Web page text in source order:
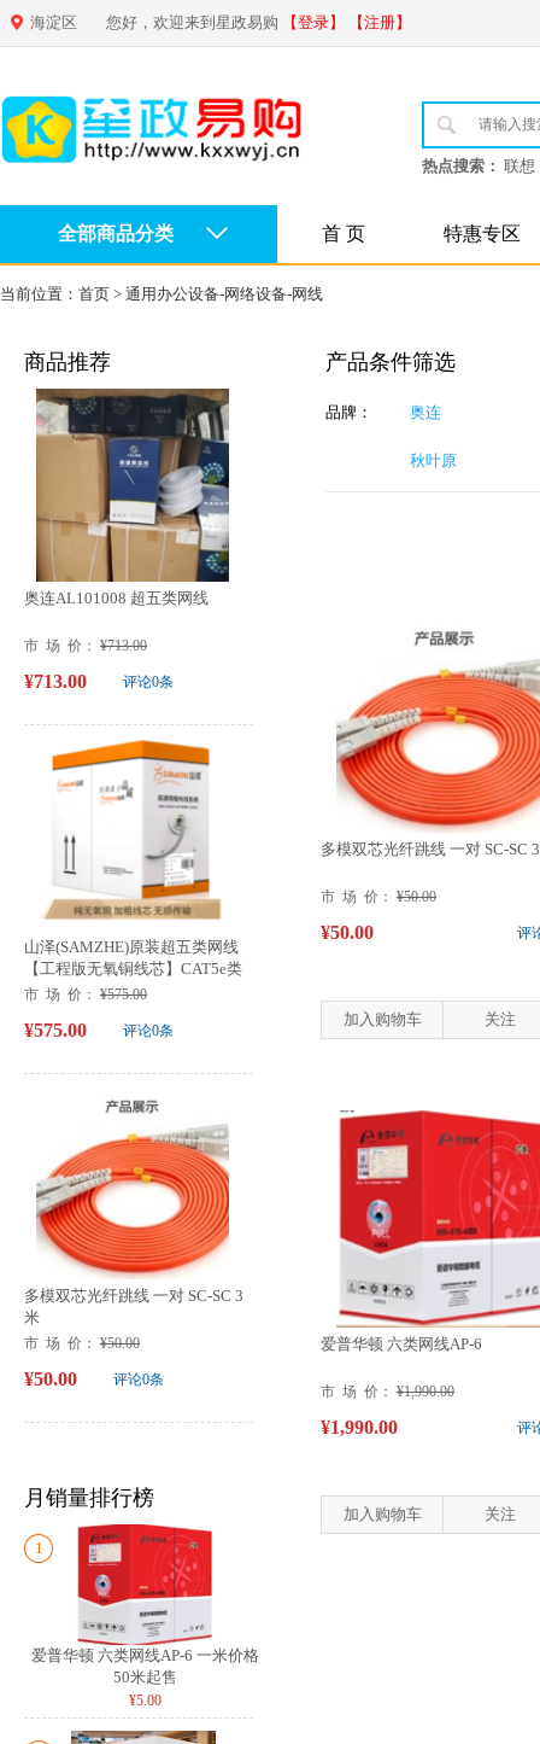
海淀区 您好，欢迎来到星政易购 【登录】 【注册】
热点搜索： 联想
全部商品分类 首 页 特惠专区
当前位置： 首页 > 通用办公设备-网络设备-网线
商品推荐
奥连AL101008 超五类网线
市 场 价： ¥713.00
评论0条
¥713.00
山泽(SAMZHE)原装超五类网线
【工程版无氧铜线芯】CAT5e类
非屏...
市 场 价： ¥575.00
评论0条
¥575.00
多模双芯光纤跳线 一对 SC-SC 3
米
市 场 价： ¥50.00
评论0条
¥50.00
月销量排行榜
1
爱普华顿 六类网线AP-6 一米价格
50米起售
¥5.00
产品条件筛选
品牌： 奥连
秋叶原
多模双芯光纤跳线 一对 SC-SC
市 场 价： ¥50.00
评
¥50.00
加入购物车 关注
爱普华顿 六类网线AP-6
市 场 价： ¥1,990.00
评
¥1,990.00
加入购物车 关注